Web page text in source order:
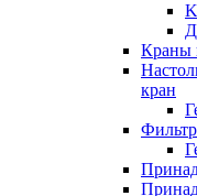
Краны
кран